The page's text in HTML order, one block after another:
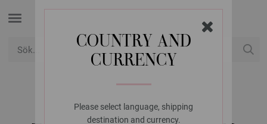
COUNTRY AND
CURRENCY
Please select language, shipping
destination and currency.
FILATI STUDIO